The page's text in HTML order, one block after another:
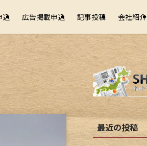
込 広告掲載申込 記事投稿 会社紹介
最近の投稿